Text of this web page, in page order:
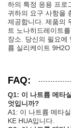
하의 특정 응용 프로
귀하의 요구 사항을
제공합니다. 제품의
트 노나히드레이트
장소. 당신의 필요에
륨 실리케이트
FAQ:
Q1: 이 나트륨 메타
엇입니까?
A1: 이 나트륨 메타
KE HUA입니다.